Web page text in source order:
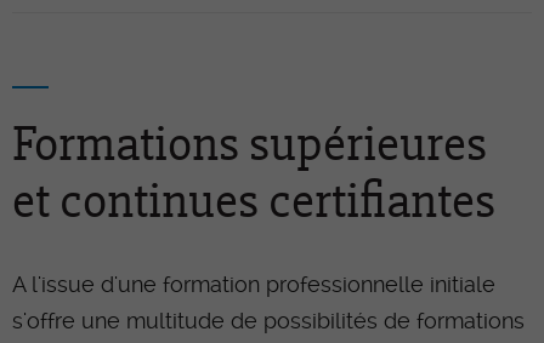
Formations supérieures
et continues certifiantes
A l'issue d'une formation professionnelle initiale
s'offre une multitude de possibilités de formations